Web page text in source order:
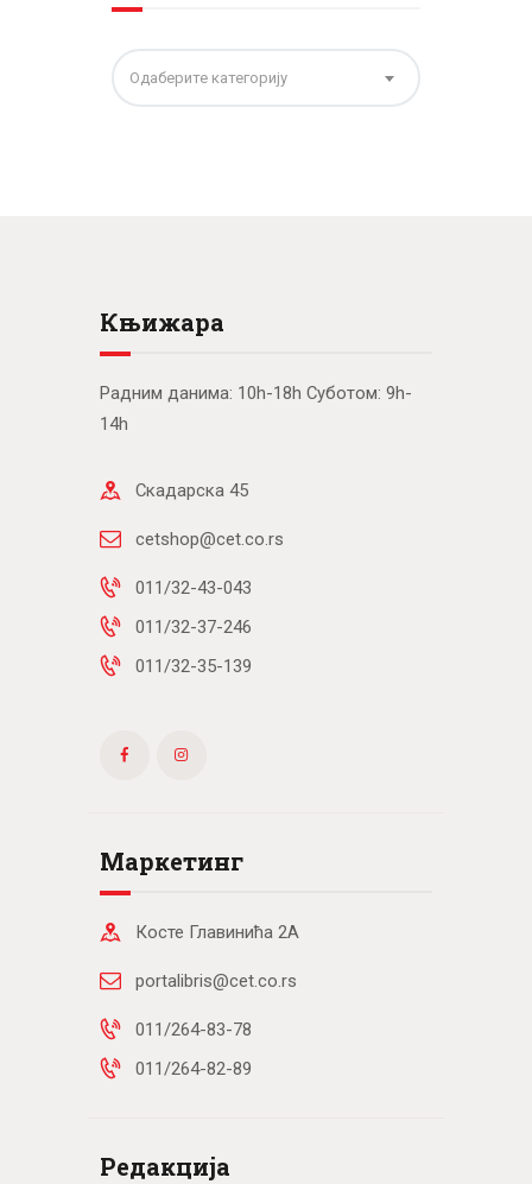
Одаберите категорију
Књижара
Радним данима: 10h-18h Суботом: 9h-
14h
Скадарска 45
cetshop@cet.co.rs
011/32-43-043
011/32-37-246
011/32-35-139
Маркетинг
Косте Главинића 2А
portalibris@cet.co.rs
011/264-83-78
011/264-82-89
Редакција